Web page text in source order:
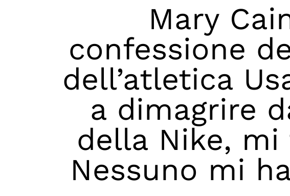
Mary
confessione
dell’atletica
a dimagrire
della Nike, mi
Nessuno mi